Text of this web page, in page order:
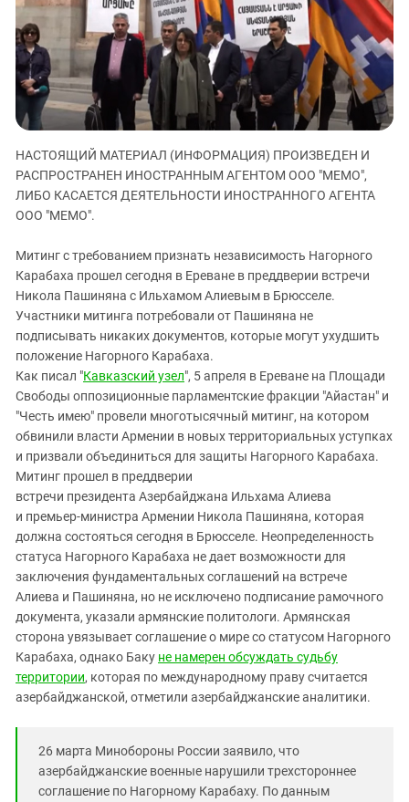
ЗАСТАВЛЯЕТ
КАВКАЗ ЗА ПАЛЕСТИНУ
ИНАКОМЫСЛИЕ В ЧЕЧНЕ
ПРЕСЛЕДОВАНИЕ АКТИВИСТОВ
МОБИЛИЗАЦИЯ И ПРОТЕСТЫ
Дагестан
Ингушетия
Кабардино-Балкария
Калмыкия
Карачаево-Черкесия
Краснодарский край
Российская Федерация
Северная Осетия - Алания
СКФО
Чечня
Южная Осетия
Южный Кавказ
ЮФО
НАСТОЯЩИЙ МАТЕРИАЛ (ИНФОРМАЦИЯ) ПРОИЗВЕДЕН И
РАСПРОСТРАНЕН ИНОСТРАННЫМ АГЕНТОМ ООО "МЕМО",
ЛИБО КАСАЕТСЯ ДЕЯТЕЛЬНОСТИ ИНОСТРАННОГО АГЕНТА
ООО "МЕМО".
Митинг с требованием признать независимость Нагорного
Карабаха прошел сегодня в Ереване в преддверии встречи
Никола Пашиняна с Ильхамом Алиевым в Брюсселе.
Участники митинга потребовали от Пашиняна не
подписывать никаких документов, которые могут ухудшить
положение Нагорного Карабаха.
Как писал "Кавказский узел", 5 апреля в Ереване на Площади
Свободы оппозиционные парламентские фракции "Айастан" и
"Честь имею" провели многотысячный митинг, на котором
обвинили власти Армении в новых территориальных уступках
и призвали объединиться для защиты Нагорного Карабаха.
Митинг прошел в преддверии
встречи президента Азербайджана Ильхама Алиева
и премьер-министра Армении Никола Пашиняна, которая
должна состояться сегодня в Брюсселе. Неопределенность
статуса Нагорного Карабаха не дает возможности для
заключения фундаментальных соглашений на встрече
Алиева и Пашиняна, но не исключено подписание рамочного
документа, указали армянские политологи. Армянская
сторона увязывает соглашение о мире со статусом Нагорного
Карабаха, однако Баку не намерен обсуждать судьбу
территории, которая по международному праву считается
азербайджанской, отметили азербайджанские аналитики.
26 марта Минобороны России заявило, что
азербайджанские военные нарушили трехстороннее
соглашение по Нагорному Карабаху. По данным